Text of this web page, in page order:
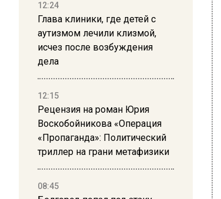
12:24
Глава клиники, где детей с
аутизмом лечили клизмой,
исчез после возбуждения
дела
12:15
Рецензия на роман Юрия
Воскобойникова «Операция
«Пропаганда»: Политический
триллер на грани метафизики
08:45